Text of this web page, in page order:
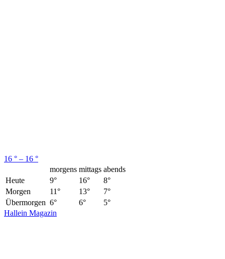
16 ° – 16 °
morgens mittags abends
Heute
9° 16°
8°
Morgen
11° 13°
7°
Übermorgen 6° 6°
5°
Hallein Magazin